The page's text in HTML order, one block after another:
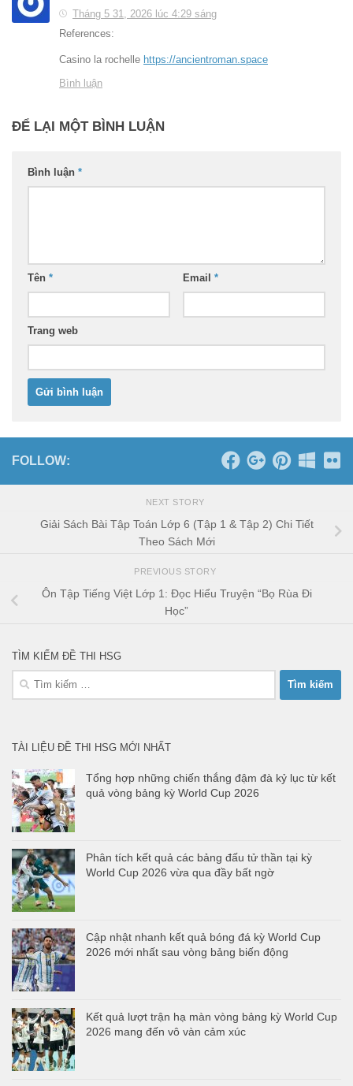
Tháng 5 31, 2026 lúc 4:29 sáng
References:
Casino la rochelle https://ancientroman.space
Bình luận
ĐỂ LẠI MỘT BÌNH LUẬN
Bình luận *
Tên * Email *
Trang web
FOLLOW:
NEXT STORY
Giải Sách Bài Tập Toán Lớp 6 (Tập 1 & Tập 2) Chi Tiết
Theo Sách Mới
PREVIOUS STORY
Ôn Tập Tiếng Việt Lớp 1: Đọc Hiểu Truyện “Bọ Rùa Đi
Học”
TÌM KIẾM ĐỀ THI HSG
Tìm
TÀI LIỆU ĐỀ THI HSG MỚI NHẤT
Tổng hợp những chiến thắng đậm đà kỷ lục từ kết
quả vòng bảng kỳ World Cup 2026
Phân tích kết quả các bảng đấu tử thần tại kỳ
World Cup 2026 vừa qua đầy bất ngờ
Cập nhật nhanh kết quả bóng đá kỳ World Cup
2026 mới nhất sau vòng bảng biến động
Kết quả lượt trận hạ màn vòng bảng kỳ World Cup
2026 mang đến vô vàn cảm xúc